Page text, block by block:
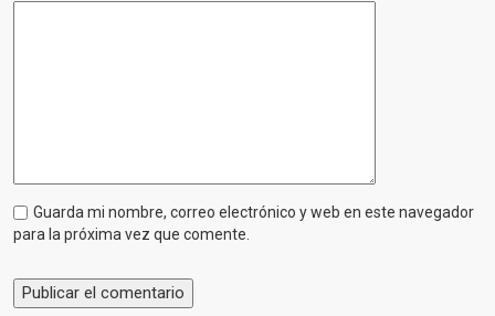
Guarda mi nombre, correo electrónico y web en este navegador
para la próxima vez que comente.